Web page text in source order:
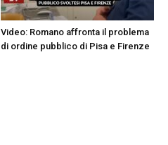
Video: Romano affronta il problema
di ordine pubblico di Pisa e Firenze